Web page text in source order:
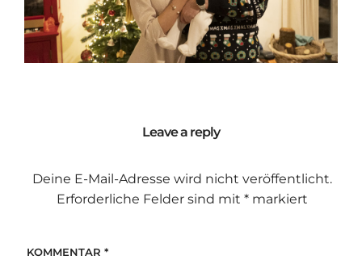
Leave a reply
Deine E-Mail-Adresse wird nicht veröffentlicht.
Erforderliche Felder sind mit *markiert
KOMMENTAR *